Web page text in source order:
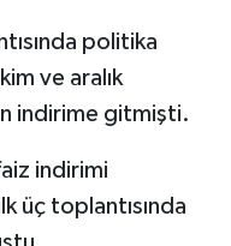
politika
ve aralık
indirime gitmişti.
indirimi
üç toplantısında